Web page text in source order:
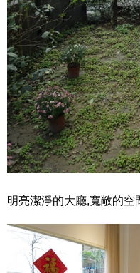
明亮潔淨的大廳,寬敞的空